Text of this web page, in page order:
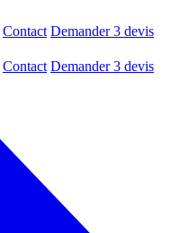
Contact Demander 3 devis
Contact Demander 3 devis